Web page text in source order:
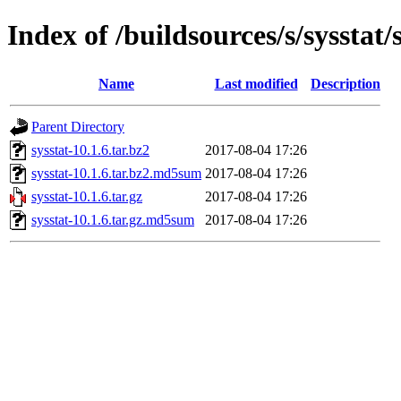
Index of /buildsources/s/sysstat/
Name Last modified Description
Parent Directory
sysstat-10.1.6.tar.bz2
2017-08-04 17:26
sysstat-10.1.6.tar.bz2.md5sum 2017-08-04 17:26
sysstat-10.1.6.tar.gz
2017-08-04 17:26
sysstat-10.1.6.tar.gz.md5sum
2017-08-04 17:26